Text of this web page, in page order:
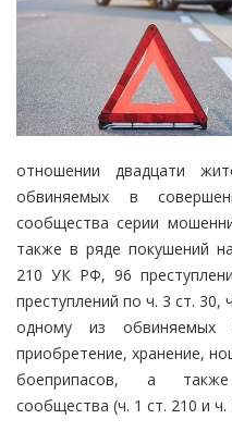
отношении двадцати
обвиняемых в
сообщества серии
также в ряде покушений
210 УК РФ, 96
преступлений по ч. 3 ст.
одному из обвиняемых
приобретение, хранение,
боеприпасов, а также
сообщества (ч. 1 ст. 210 и